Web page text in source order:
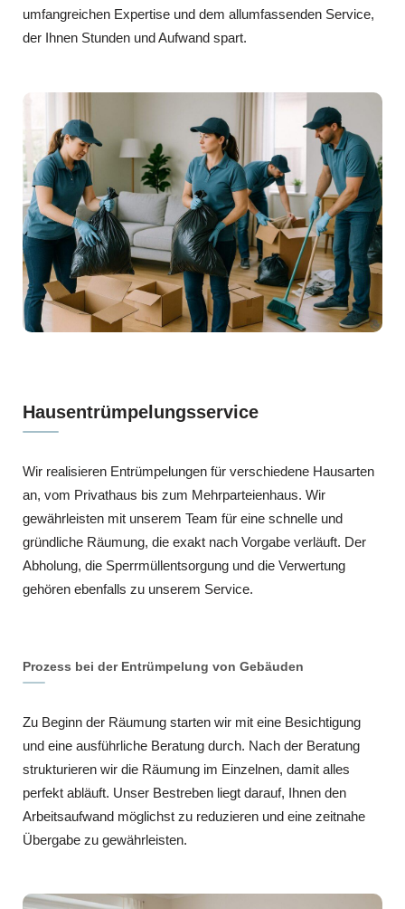
umfangreichen Expertise und dem allumfassenden Service,
der Ihnen Stunden und Aufwand spart.
Hausentrümpelungsservice
Wir realisieren Entrümpelungen für verschiedene Hausarten
an, vom Privathaus bis zum Mehrparteienhaus. Wir
gewährleisten mit unserem Team für eine schnelle und
gründliche Räumung, die exakt nach Vorgabe verläuft. Der
Abholung, die Sperrmüllentsorgung und die Verwertung
gehören ebenfalls zu unserem Service.
Prozess bei der Entrümpelung von Gebäuden
Zu Beginn der Räumung starten wir mit eine Besichtigung
und eine ausführliche Beratung durch. Nach der Beratung
strukturieren wir die Räumung im Einzelnen, damit alles
perfekt abläuft. Unser Bestreben liegt darauf, Ihnen den
Arbeitsaufwand möglichst zu reduzieren und eine zeitnahe
Übergabe zu gewährleisten.